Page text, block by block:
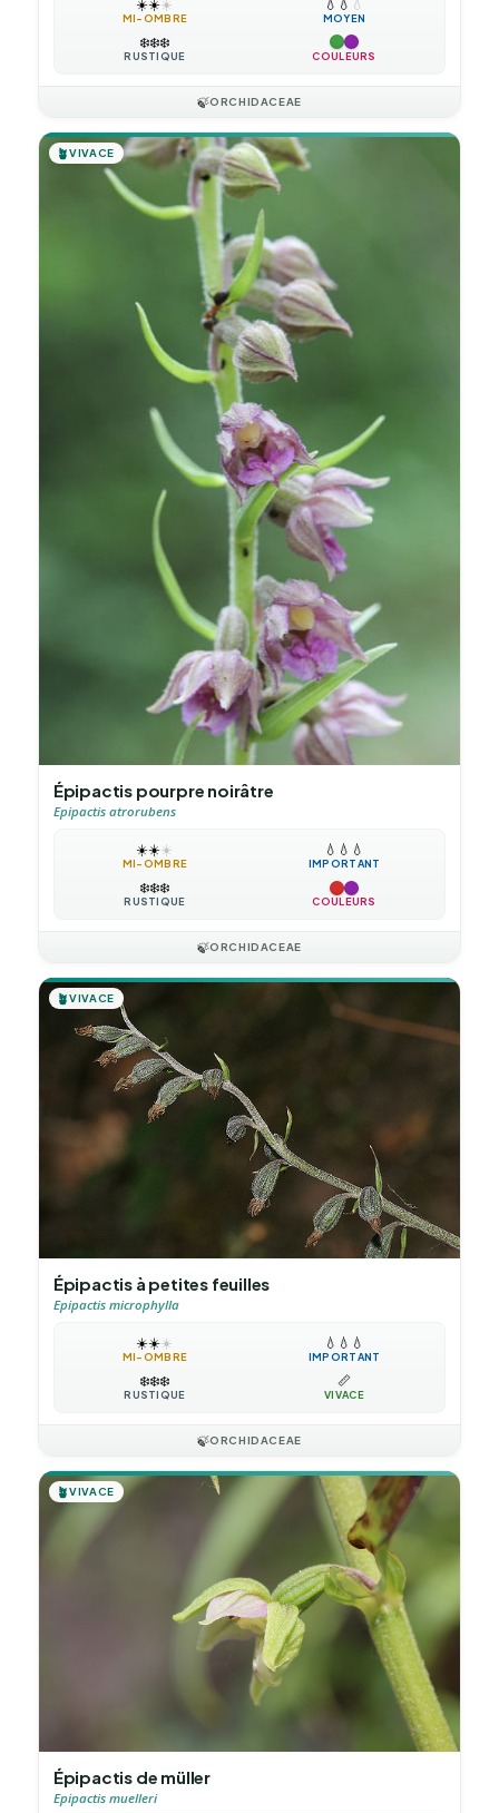
☀️☀️☀️
MI-OMBRE
💧 💧 💧
MOYEN
❄️❄️❄️
RUSTIQUE COULEURS
🍃ORCHIDACEAE
🪴VIVACE
Épipactis pourpre noirâtre
Epipactis atrorubens
☀️☀️☀️
MI-OMBRE
💧 💧 💧
IMPORTANT
❄️❄️❄️
RUSTIQUE COULEURS
🍃ORCHIDACEAE
🪴VIVACE
Épipactis à petites feuilles
Epipactis microphylla
☀️☀️☀️
MI-OMBRE
💧 💧 💧
IMPORTANT
❄️❄️❄️
RUSTIQUE
📏
VIVACE
🍃ORCHIDACEAE
🪴VIVACE
Épipactis de müller
Epipactis muelleri